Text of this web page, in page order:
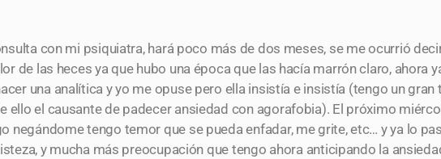
con mi psiquiatra, hará poco más de dos meses, se me ocurrió
de las heces ya que hubo una época que las hacía marrón claro, ahora
una analítica y yo me opuse pero ella insistía e insistía (tengo un gran
ello el causante de padecer ansiedad con agorafobia). El próximo
negándome tengo temor que se pueda enfadar, me grite, etc… y ya lo
y mucha más preocupación que tengo ahora anticipando la